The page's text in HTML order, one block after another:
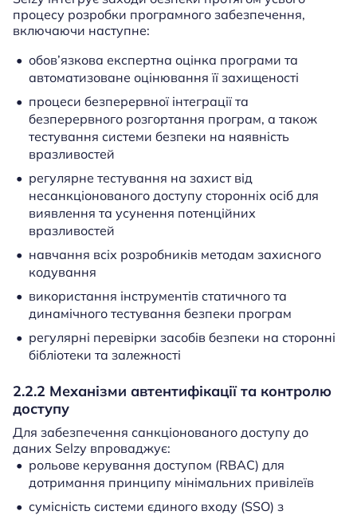
процесу розробки програмного забезпечення,
включаючи наступне:
обов’язкова експертна оцінка програми та
автоматизоване оцінювання її захищеності
процеси безперервної інтеграції та
безперервного розгортання програм, а також
тестування системи безпеки на наявність
вразливостей
регулярне тестування на захист від
несанкціонованого доступу сторонніх осіб для
виявлення та усунення потенційних
вразливостей
навчання всіх розробників методам захисного
кодування
використання інструментів статичного та
динамічного тестування безпеки програм
регулярні перевірки засобів безпеки на сторонні
бібліотеки та залежності
2.2.2 Механізми автентифікації та контролю
доступу
Для забезпечення санкціонованого доступу до
даних Selzy впроваджує:
рольове керування доступом (RBAC) для
дотримання принципу мінімальних привілеїв
сумісність системи єдиного входу (SSO) з